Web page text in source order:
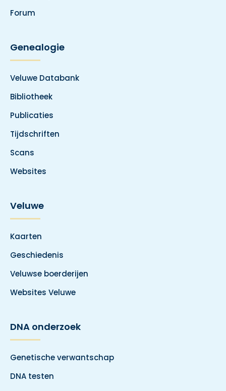
Forum
Genealogie
Veluwe Databank
Bibliotheek
Publicaties
Tijdschriften
Scans
Websites
Veluwe
Kaarten
Geschiedenis
Veluwse boerderijen
Websites Veluwe
DNA onderzoek
Genetische verwantschap
DNA testen